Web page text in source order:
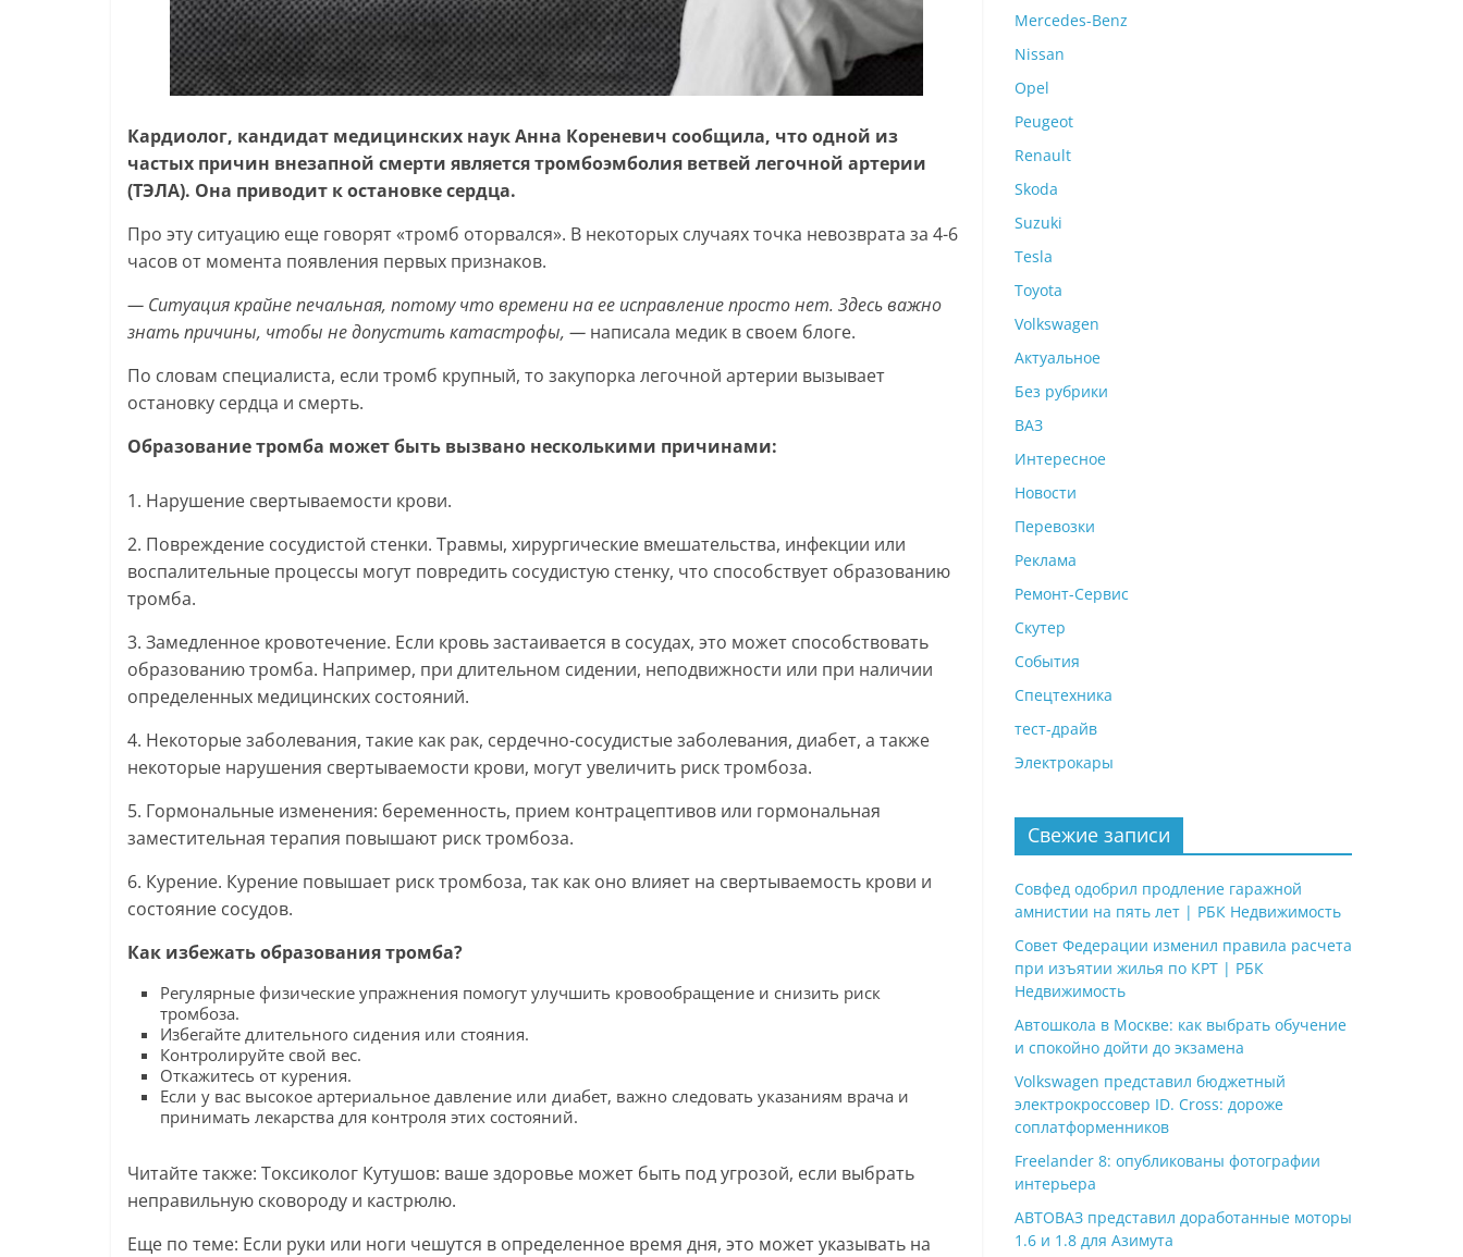
Кардиолог, кандидат медицинских наук Анна Кореневич сообщила, что одной из
частых причин внезапной смерти является тромбоэмболия ветвей легочной артерии
(ТЭЛА). Она приводит к остановке сердца.
Про эту ситуацию еще говорят «тромб оторвался». В некоторых случаях точка невозврата за 4-6
часов от момента появления первых признаков.
— Ситуация крайне печальная, потому что времени на ее исправление просто нет. Здесь важно
знать причины, чтобы не допустить катастрофы, — написала медик в своем блоге.
По словам специалиста, если тромб крупный, то закупорка легочной артерии вызывает
остановку сердца и смерть.
Образование тромба может быть вызвано несколькими причинами:
1. Нарушение свертываемости крови.
2. Повреждение сосудистой стенки. Травмы, хирургические вмешательства, инфекции или
воспалительные процессы могут повредить сосудистую стенку, что способствует образованию
тромба.
3. Замедленное кровотечение. Если кровь застаивается в сосудах, это может способствовать
образованию тромба. Например, при длительном сидении, неподвижности или при наличии
определенных медицинских состояний.
4. Некоторые заболевания, такие как рак, сердечно-сосудистые заболевания, диабет, а также
некоторые нарушения свертываемости крови, могут увеличить риск тромбоза.
5. Гормональные изменения: беременность, прием контрацептивов или гормональная
заместительная терапия повышают риск тромбоза.
6. Курение. Курение повышает риск тромбоза, так как оно влияет на свертываемость крови и
состояние сосудов.
Как избежать образования тромба?
Регулярные физические упражнения помогут улучшить кровообращение и снизить риск
тромбоза.
Избегайте длительного сидения или стояния.
Контролируйте свой вес.
Откажитесь от курения.
Если у вас высокое артериальное давление или диабет, важно следовать указаниям врача и
принимать лекарства для контроля этих состояний.
Читайте также: Токсиколог Кутушов: ваше здоровье может быть под угрозой, если выбрать
неправильную сковороду и кастрюлю.
Еще по теме: Если руки или ноги чешутся в определенное время дня, это может указывать на
Mercedes-Benz
Nissan
Opel
Peugeot
Renault
Skoda
Suzuki
Tesla
Toyota
Volkswagen
Актуальное
Без рубрики
ВАЗ
Интересное
Новости
Перевозки
Реклама
Ремонт-Сервис
Скутер
События
Спецтехника
тест-драйв
Электрокары
Свежие записи
Совфед одобрил продление гаражной
амнистии на пять лет | РБК Недвижимость
Совет Федерации изменил правила расчета
при изъятии жилья по КРТ | РБК
Недвижимость
Автошкола в Москве: как выбрать обучение
и спокойно дойти до экзамена
Volkswagen представил бюджетный
электрокроссовер ID. Cross: дороже
соплатформенников
Freelander 8: опубликованы фотографии
интерьера
АВТОВАЗ представил доработанные моторы
1.6 и 1.8 для Азимута